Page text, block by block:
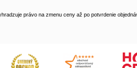
právo na zmenu ceny až po potvrdenie